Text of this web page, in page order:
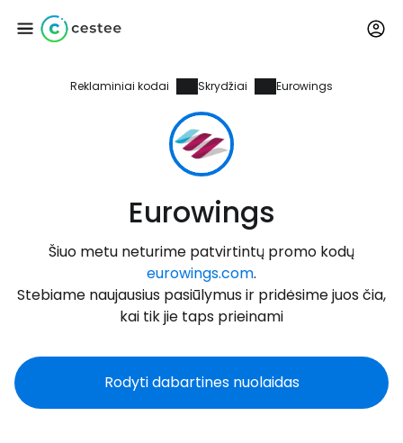
Reklaminiai kodai Skrydžiai Eurowings
Eurowings
Šiuo metu neturime patvirtintų promo kodų
eurowings.com.
Stebiame naujausius pasiūlymus ir pridėsime juos čia,
kai tik jie taps prieinami
Rodyti dabartines nuolaidas
Prisijunkite prie
... pasaulinė kelionių bendruomenė
Tęsti su Google
Tęsti su Facebook
Tęsti el. paštu